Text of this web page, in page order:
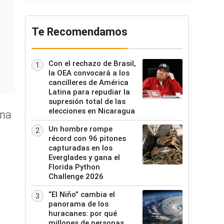
Te Recomendamos
1
Con el rechazo de Brasil,
la OEA convocará a los
cancilleres de América
Latina para repudiar la
supresión total de las
elecciones en Nicaragua
2
Un hombre rompe
récord con 96 pitones
capturadas en los
Everglades y gana el
Florida Python
Challenge 2026
3
“El Niño” cambia el
panorama de los
huracanes: por qué